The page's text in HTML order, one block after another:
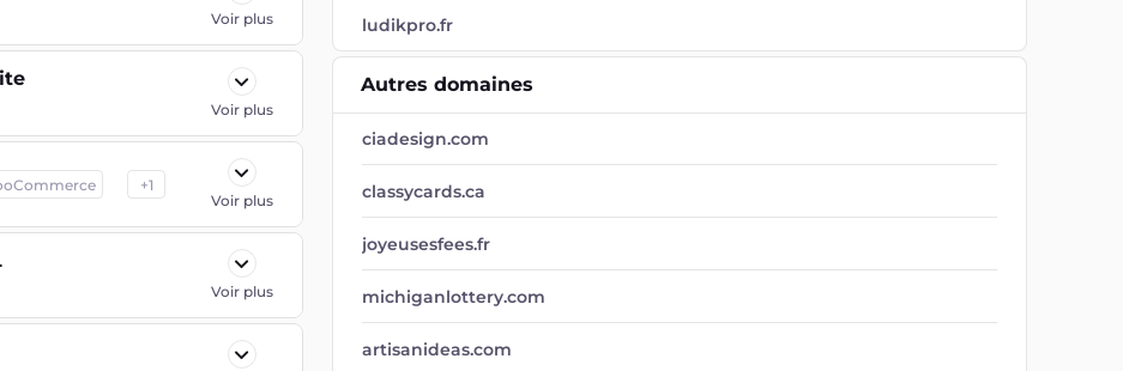
Voir plus
Voir plus
+1
Voir plus
Voir plus
ludikpro.fr
Autres domaines
ciadesign.com
classycards.ca
joyeusesfees.fr
michiganlottery.com
artisanideas.com